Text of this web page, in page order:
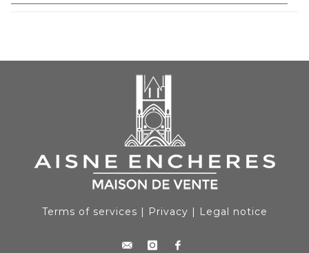
Terms of services | Privacy | Legal notice